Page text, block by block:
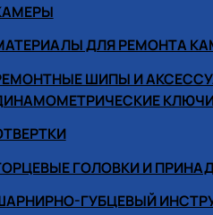
ДЛЯ РЕМОНТА
ШИПЫ И
ГОЛОВКИ И
ГУБЦЕВЫЙ